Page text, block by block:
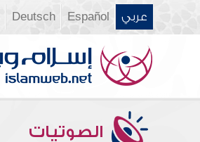
عربي Español
Deutsch
الصوتيات